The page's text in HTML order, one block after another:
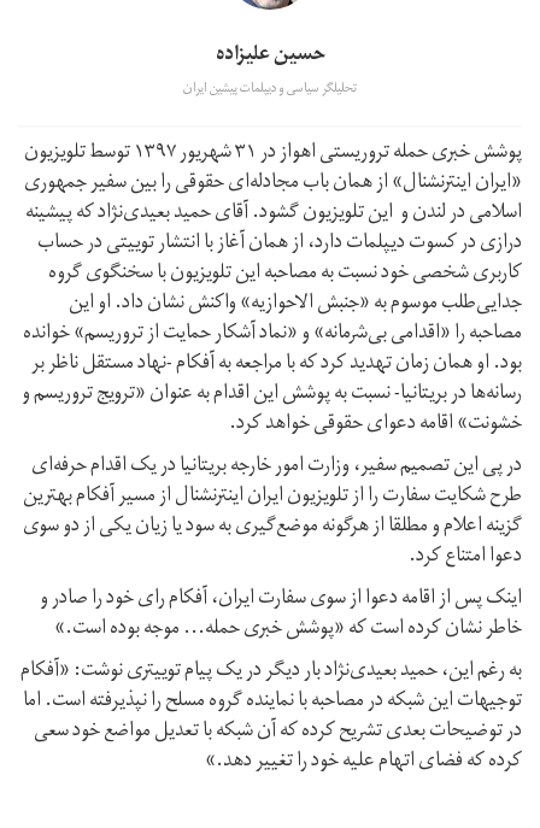
حسین علیزاده
تحلیلگر سیاسی و دیپلمات پیشین ایران
پوشش خبری حمله تروریستی اهواز در ۳۱ شهریور ۱۳۹۷ توسط تلویزیون
«ایران اینترنشنال» از همان باب مجادله‌ای حقوقی را بین سفیر جمهوری
اسلامی در لندن و این تلویزیون گشود. آقای حمید بعیدی‌نژاد که پیشینه
درازی در کسوت دیپلمات دارد، از همان آغاز با انتشار توییتی در حساب
کاربری شخصی خود نسبت به مصاحبه این تلویزیون با سخنگوی گروه
جدایی‌طلب موسوم به «جنبش الاحوازیه» واکنش نشان داد. او این
مصاحبه را «اقدامی بی‌شرمانه» و «نماد آشکار حمایت از تروریسم» خوانده
بود. او همان‌ زمان تهدید کرد که با مراجعه به آفکام -نهاد مستقل ناظر بر
رسانه‌ها در بریتانیا- نسبت به پوشش این اقدام به عنوان «ترویج تروریسم و
خشونت» اقامه دعوای حقوقی خواهد کرد.
در پی این تصمیم سفیر، وزارت امور خارجه بریتانیا در یک اقدام حرفه‌ای
طرح شکایت سفارت را از تلویزیون ایران اینترنشنال از مسیر آفکام بهترین
گزینه اعلام و مطلقا از هرگونه موضع‌گیری به سود یا زیان یکی از دو سوی
دعوا امتناع کرد.
اینک پس از اقامه دعوا از سوی سفارت ایران، آفکام رای خود را صادر و
خاطر نشان کرده است که «پوشش خبری حمله… موجه بوده است.»
به رغم این، حمید بعیدی‌نژاد بار دیگر در یک پیام توییتری نوشت: «آفکام
توجیهات این شبکه در مصاحبه با نماینده گروه مسلح را نپذیرفته است. اما
در توضیحات بعدی تشریح کرده که آن شبکه با تعدیل مواضع خود سعی
کرده که فضای اتهام علیه خود را تغییر دهد.»